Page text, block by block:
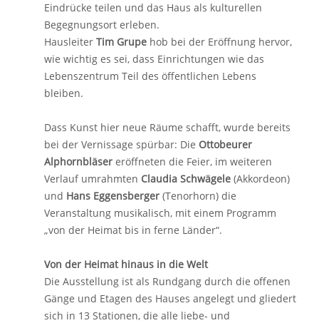
Eindrücke teilen und das Haus als kulturellen
Begegnungsort erleben.
Hausleiter Tim Grupe hob bei der Eröffnung hervor,
wie wichtig es sei, dass Einrichtungen wie das
Lebenszentrum Teil des öffentlichen Lebens
bleiben.
Dass Kunst hier neue Räume schafft, wurde bereits
bei der Vernissage spürbar: Die Ottobeurer
Alphornbläser eröffneten die Feier, im weiteren
Verlauf umrahmten Claudia Schwägele (Akkordeon)
und Hans Eggensberger (Tenorhorn) die
Veranstaltung musikalisch, mit einem Programm
„von der Heimat bis in ferne Länder“.
Von der Heimat hinaus in die Welt
Die Ausstellung ist als Rundgang durch die offenen
Gänge und Etagen des Hauses angelegt und gliedert
sich in 13 Stationen, die alle liebe- und